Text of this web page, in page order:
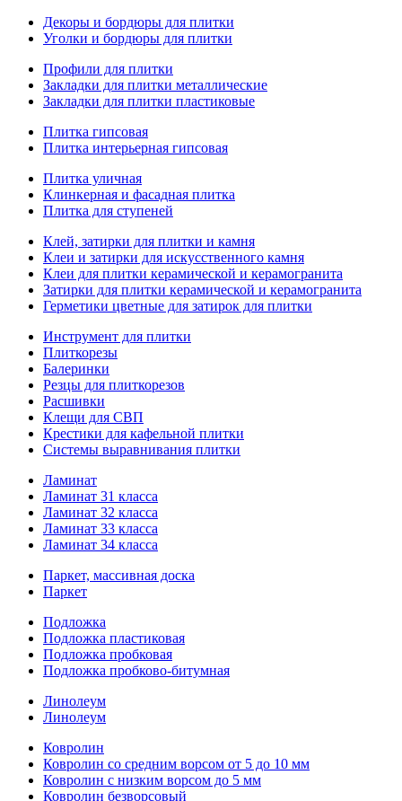
Декоры и бордюры для плитки
Уголки и бордюры для плитки
Профили для плитки
Закладки для плитки металлические
Закладки для плитки пластиковые
Плитка гипсовая
Плитка интерьерная гипсовая
Плитка уличная
Клинкерная и фасадная плитка
Плитка для ступеней
Клей, затирки для плитки и камня
Клеи и затирки для искусственного камня
Клеи для плитки керамической и керамогранита
Затирки для плитки керамической и керамогранита
Герметики цветные для затирок для плитки
Инструмент для плитки
Плиткорезы
Балеринки
Резцы для плиткорезов
Расшивки
Клещи для СВП
Крестики для кафельной плитки
Системы выравнивания плитки
Ламинат
Ламинат 31 класса
Ламинат 32 класса
Ламинат 33 класса
Ламинат 34 класса
Паркет, массивная доска
Паркет
Подложка
Подложка пластиковая
Подложка пробковая
Подложка пробково-битумная
Линолеум
Линолеум
Ковролин
Ковролин со средним ворсом от 5 до 10 мм
Ковролин с низким ворсом до 5 мм
Ковролин безворсовый